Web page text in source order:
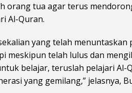
orang tua agar terus
Al-Quran.
yang telah menuntaskan
meskipun telah lulus dan
belajar, teruslah pelajari Al-
yang gemilang,” jelasnya,